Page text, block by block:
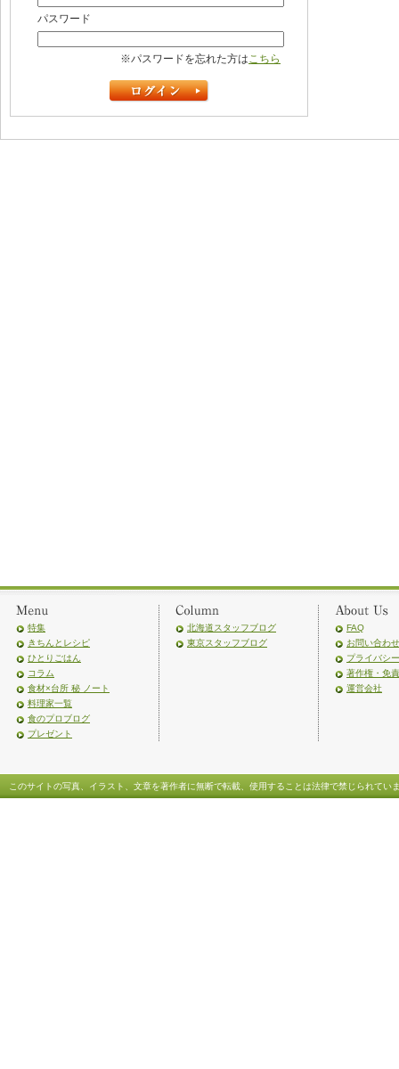
パスワード
※パスワードを忘れた方はこちら
特集
きちんとレシピ
ひとりごはん
コラム
食材×台所 秘 ノート
料理家一覧
食のプロブログ
プレゼント
北海道スタッフブログ
東京スタッフブログ
FAQ
お問い合わせ
プライバシ
著作権・免
運営会社
このサイトの写真、イラスト、文章を著作者に無断で転載、使用することは法律で禁じられてい